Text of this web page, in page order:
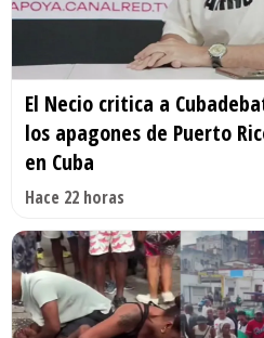
El Necio critica a
los apagones de Puerto
en Cuba
Hace 22 horas